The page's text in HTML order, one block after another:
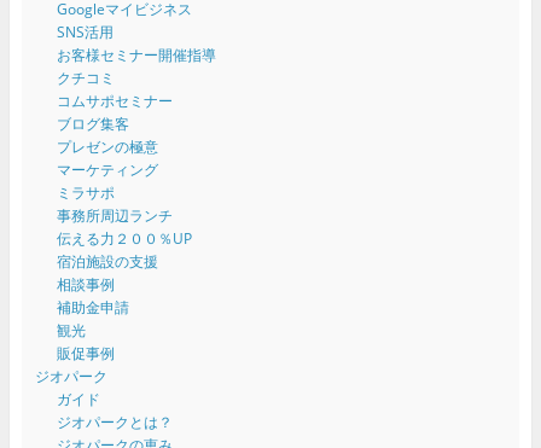
Googleマイビジネス
SNS活用
お客様セミナー開催指導
クチコミ
コムサポセミナー
ブログ集客
プレゼンの極意
マーケティング
ミラサポ
事務所周辺ランチ
伝える力２００％UP
宿泊施設の支援
相談事例
補助金申請
観光
販促事例
ジオパーク
ガイド
ジオパークとは？